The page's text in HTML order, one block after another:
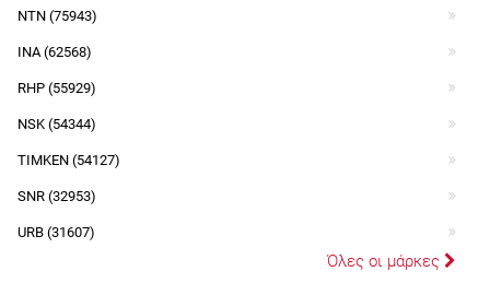
NTN (75943)
INA (62568)
RHP (55929)
NSK (54344)
TIMKEN (54127)
SNR (32953)
URB (31607)
Όλες οι μάρκες